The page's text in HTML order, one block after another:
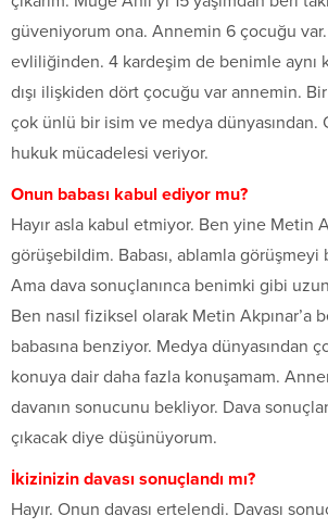
güveniyorum ona. Annemin 6 çocuğu
evliliğinden. 4 kardeşim de benimle aynı
dışı ilişkiden dört çocuğu var annemin. Bir
çok ünlü bir isim ve medya dünyasından.
hukuk mücadelesi veriyor.
Onun babası kabul ediyor mu?
Hayır asla kabul etmiyor. Ben yine Metin
görüşebildim. Babası, ablamla
Ama dava sonuçlanınca benimki gibi
Ben nasıl fiziksel olarak Metin Akpınar’a
babasına benziyor. Medya dünyasından
konuya dair daha fazla konuşamam.
davanın sonucunu bekliyor. Dava
çıkacak diye düşünüyorum.
İkizinizin davası sonuçlandı mı?
Hayır. Onun davası ertelendi. Davası